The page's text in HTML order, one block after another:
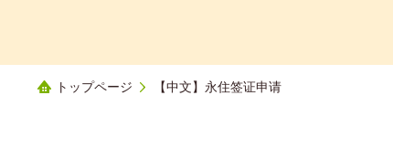
トップページ 【中文】永住签证申请